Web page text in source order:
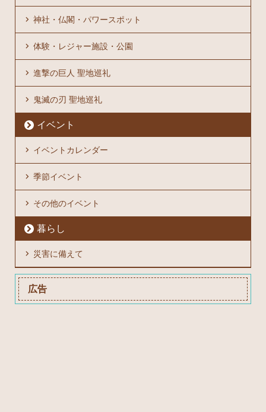
神社・仏閣・パワースポット
体験・レジャー施設・公園
進撃の巨人 聖地巡礼
鬼滅の刃 聖地巡礼
イベント
イベントカレンダー
季節イベント
その他のイベント
暮らし
災害に備えて
広告